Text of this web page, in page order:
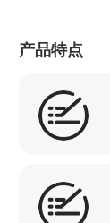
产品特点